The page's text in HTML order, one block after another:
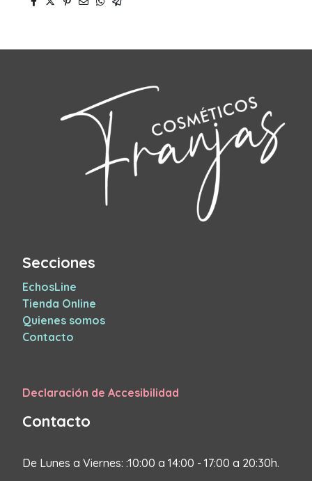
Secciones
EchosLine
Tienda Online
Quienes somos
Contacto
Declaración de Accesibilidad
Contacto
De Lunes a Viernes: :10:00 a 14:00 - 17:00 a 20:30h.